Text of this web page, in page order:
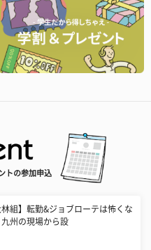
トの参加申込
林組】転勤&ジョブローテは怖くな
九州の現場から設